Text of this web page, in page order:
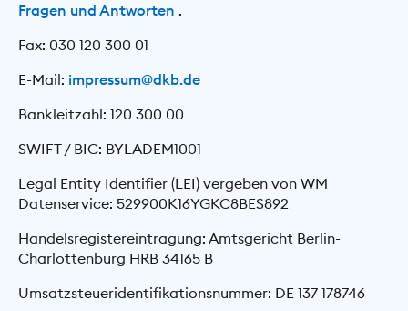
Fragen und Antworten .
Fax: 030 120 300 01
E-Mail: impressum@dkb.de
Bankleitzahl: 120 300 00
SWIFT / BIC: BYLADEM1001
Legal Entity Identifier (LEI) vergeben von WM
Datenservice: 529900K16YGKC8BES892
Handelsregistereintragung: Amtsgericht Berlin-
Charlottenburg HRB 34165 B
Umsatzsteueridentifikationsnummer: DE 137 178746